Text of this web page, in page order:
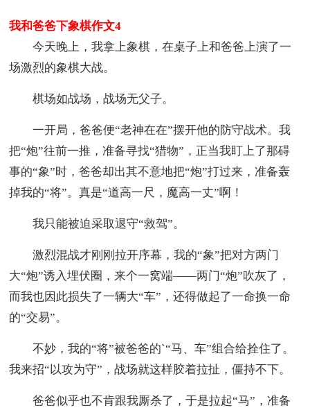
我和爸爸下象棋作文4
今天晚上，我拿上象棋，在桌子上和爸爸上演了一
场激烈的象棋大战。
棋场如战场，战场无父子。
一开局，爸爸便“老神在在”摆开他的防守战术。我
把“炮”往前一推，准备寻找“猎物”，正当我盯上了那碍
事的“象”时，爸爸却出其不意地把“炮”打过来，准备轰
掉我的“将”。真是“道高一尺，魔高一丈”啊！
我只能被迫采取退守“救驾”。
激烈混战才刚刚拉开序幕，我的“象”把对方两门
大“炮”诱入埋伏圈，来个一窝端——两门“炮”吹灰了，
而我也因此损失了一辆大“车”，还得做起了一命换一命
的“交易”。
不妙，我的“将”被爸爸的`“马、车”组合给拴住了。
我来招“以攻为守”，战场就这样胶着拉扯，僵持不下。
爸爸似乎也不肯跟我厮杀了，于是拉起“马”，准备